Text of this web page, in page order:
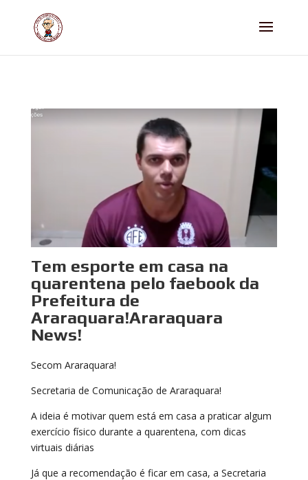
Tem esporte em casa na
quarentena pelo faebook da
Prefeitura de
Araraquara!Araraquara
News!
Secom Araraquara!
Secretaria de Comunicação de Araraquara!
A ideia é motivar quem está em casa a praticar algum
exercício físico durante a quarentena, com dicas
virtuais diárias
Já que a recomendação é ficar em casa, a Secretaria